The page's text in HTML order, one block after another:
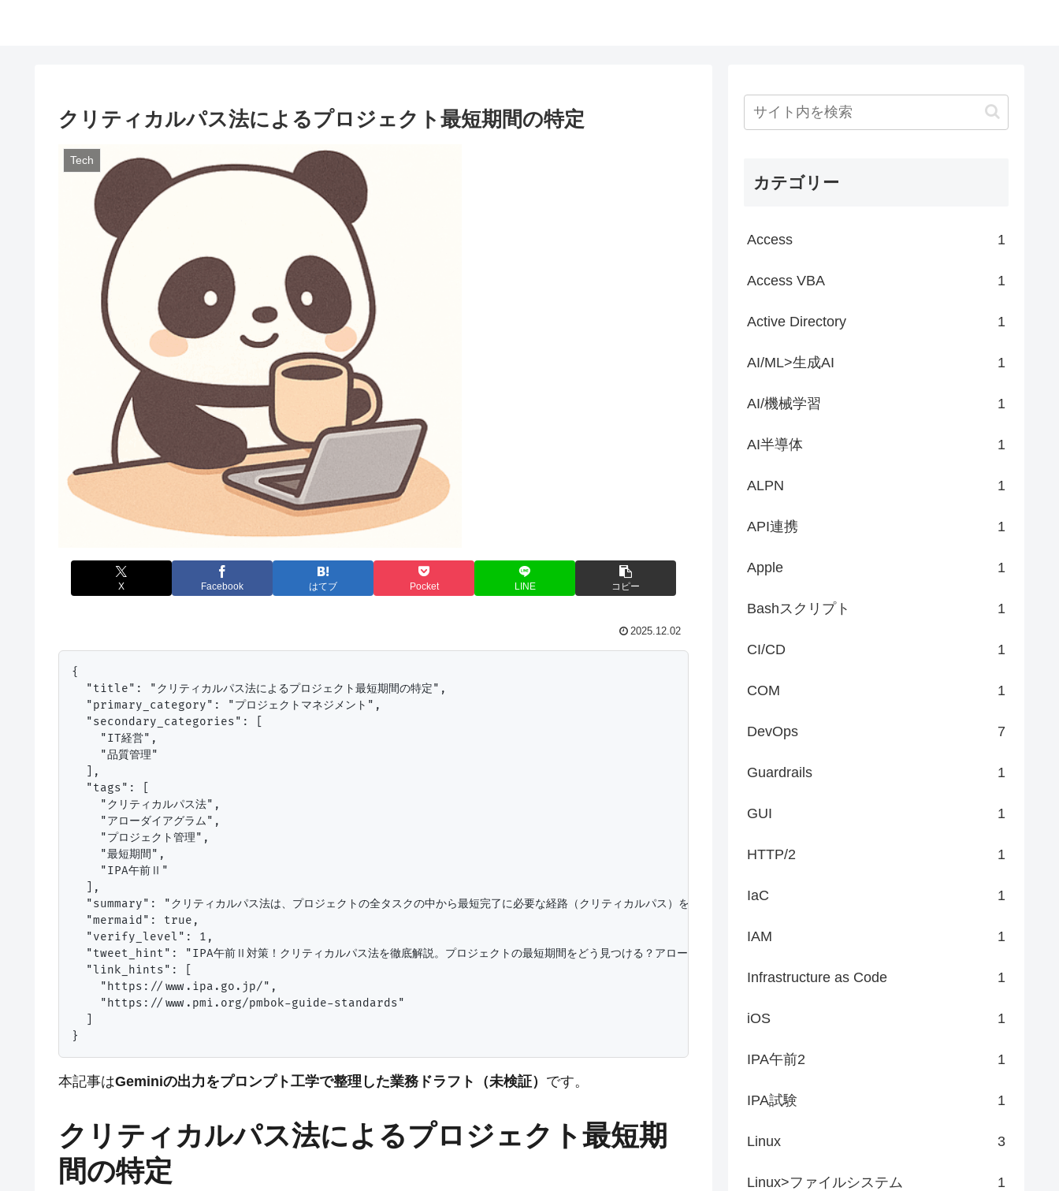
クリティカルパス法によるプロジェクト最短期間の特定
Tech
X Facebook はてブ Pocket LINE コピー
2025.12.02
{
  "title": "クリティカルパス法によるプロジェクト最短期間の特定",
  "primary_category": "プロジェクトマネジメント",
  "secondary_categories": [
    "IT経営",
    "品質管理"
  ],
  "tags": [
    "クリティカルパス法",
    "アローダイアグラム",
    "プロジェクト管理",
    "最短期間",
    "IPA午前Ⅱ"
  ],
"summary": "クリティカルパス法は、プロジェクトの全タスクの中から最短完了に必要な経路（クリティカルパス）を特定し、プロジェクトの最短完了期間を導出する手法である。本記事で
  "mermaid": true,
  "verify_level": 1,
"tweet_hint": "IPA午前Ⅱ対策！クリティカルパス法を徹底解説。プロジェクトの最短期間をどう見つける？アローダイアグラムを使った計算手順を図解。 #IPA #クリティカルパス #プ
  "link_hints": [
    "https://www.ipa.go.jp/",
    "https://www.pmi.org/pmbok-guide-standards"
本記事はGeminiの出力をプロンプト工学で整理した業務ドラフト（未検証） です。
クリティカルパス法によるプロジェクト最短期
間の特定
カテゴリー
Access 1
Access VBA 1
Active Directory 1
AI/ML>生成AI 1
AI/機械学習 1
AI半導体 1
ALPN 1
API連携 1
Apple 1
Bashスクリプト 1
CI/CD 1
COM 1
DevOps 7
Guardrails 1
GUI 1
HTTP/2 1
IaC 1
IAM 1
Infrastructure as Code 1
iOS 1
IPA午前2 1
IPA試験 1
Linux 3
Linux>ファイルシステム 1